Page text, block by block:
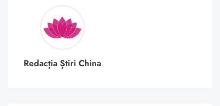
Redacția Știri China